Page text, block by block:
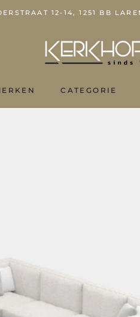
12-14, 1251 BB
CATEGORIE